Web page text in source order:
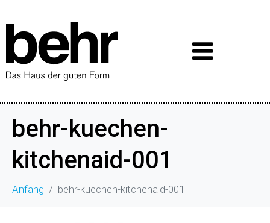
behr-kuechen-
kitchenaid-001
Anfang behr-kuechen-kitchenaid-001